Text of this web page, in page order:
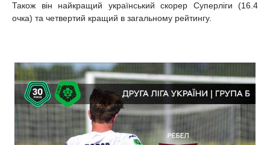
Також він найкращий український скорер Суперліги (16.4
очка) та четвертий кращий в загальному рейтингу.